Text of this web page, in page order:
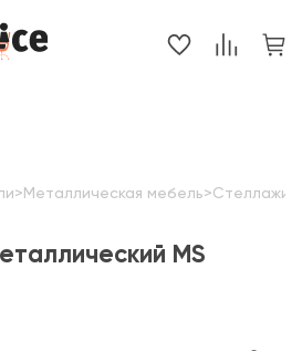
MS
> Металлическая мебель>Стеллажи